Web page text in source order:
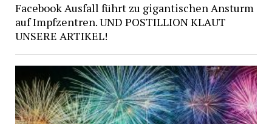
Facebook Ausfall führt zu gigantischen Ansturm
auf Impfzentren. UND POSTILLION KLAUT
UNSERE ARTIKEL!